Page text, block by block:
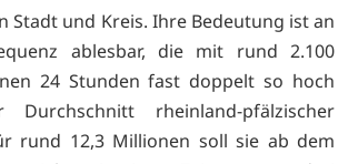
Stadt und Kreis. Ihre Bedeutung ist an
ablesbar, die mit rund 2.100
24 Stunden fast doppelt so hoch
rheinland-pfälzischer
rund 12,3 Millionen soll sie ab dem